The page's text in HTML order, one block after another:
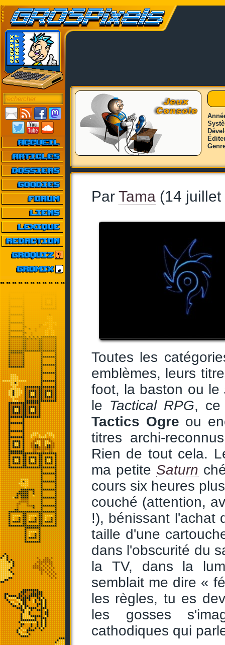
Par Tama (14 juillet
Toutes les
emblèmes, leurs
foot, la baston ou le
le Tactical RPG,
Tactics Ogre ou
titres archi-
Rien de tout cela.
ma petite Saturn
cours six heures
couché (attention,
!), bénissant l'achat
taille d'une
dans l'obscurité du
la TV, dans la
semblait me dire «
les règles, tu es
les gosses
cathodiques qui